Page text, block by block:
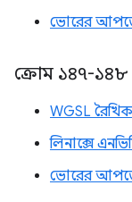
ভোরের
ক্রোম ১৪৭-১৪৮
WGSL
লিনাক্সে
ভোরের